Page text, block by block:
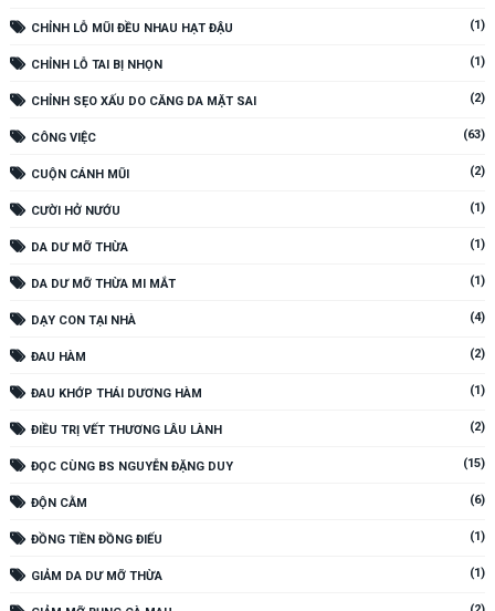
CHỈNH LỖ MŨI ĐỀU NHAU HẠT ĐẬU (1)
CHỈNH LỖ TAI BỊ NHỌN (1)
CHỈNH SẸO XẤU DO CĂNG DA MẶT SAI (2)
CÔNG VIỆC (63)
CUỘN CÁNH MŨI (2)
CƯỜI HỞ NƯỚU (1)
DA DƯ MỠ THỪA (1)
DA DƯ MỠ THỪA MI MẮT (1)
DẠY CON TẠI NHÀ (4)
ĐAU HÀM (2)
ĐAU KHỚP THÁI DƯƠNG HÀM (1)
ĐIỀU TRỊ VẾT THƯƠNG LÂU LÀNH (2)
ĐỌC CÙNG BS NGUYỄN ĐẶNG DUY (15)
ĐỘN CẰM (6)
ĐỒNG TIỀN ĐỒNG ĐIẾU (1)
GIẢM DA DƯ MỠ THỪA (1)